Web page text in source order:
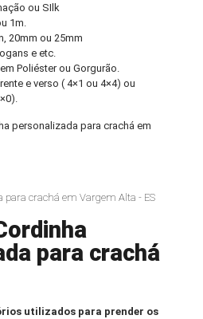
ou SIlk
1m.
20mm ou 25mm
e etc.
Poliéster ou Gorgurão.
e verso ( 4×1 ou 4×4) ou
personalizada para crachá em
para crachá em Vargem Alta - ES
para crachá
utilizados para prender os